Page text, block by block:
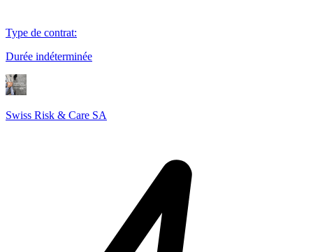
Type de contrat:
Durée indéterminée
Swiss Risk & Care SA